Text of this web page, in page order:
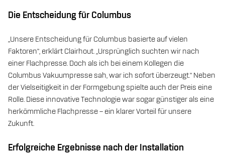
Die Entscheidung für Columbus
„Unsere Entscheidung für Columbus basierte auf vielen
Faktoren“, erklärt Clairhout. „Ursprünglich suchten wir nach
einer Flachpresse. Doch als ich bei einem Kollegen die
Columbus Vakuumpresse sah, war ich sofort überzeugt.“ Neben
der Vielseitigkeit in der Formgebung spielte auch der Preis eine
Rolle. Diese innovative Technologie war sogar günstiger als eine
herkömmliche Flachpresse – ein klarer Vorteil für unsere
Zukunft.
Erfolgreiche Ergebnisse nach der Installation